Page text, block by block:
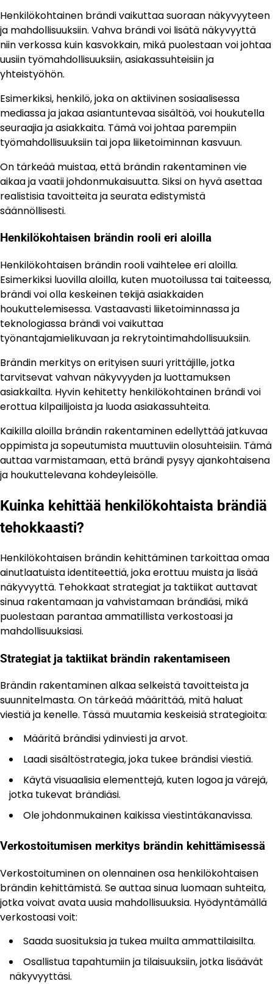
Henkilökohtainen brändi vaikuttaa suoraan näkyvyyteen
ja mahdollisuuksiin. Vahva brändi voi lisätä näkyvyyttä
niin verkossa kuin kasvokkain, mikä puolestaan voi johtaa
uusiin työmahdollisuuksiin, asiakassuhteisiin ja
yhteistyöhön.
Esimerkiksi, henkilö, joka on aktiivinen sosiaalisessa
mediassa ja jakaa asiantuntevaa sisältöä, voi houkutella
seuraajia ja asiakkaita. Tämä voi johtaa parempiin
työmahdollisuuksiin tai jopa liiketoiminnan kasvuun.
On tärkeää muistaa, että brändin rakentaminen vie
aikaa ja vaatii johdonmukaisuutta. Siksi on hyvä asettaa
realistisia tavoitteita ja seurata edistymistä
säännöllisesti.
Henkilökohtaisen brändin rooli eri aloilla
Henkilökohtaisen brändin rooli vaihtelee eri aloilla.
Esimerkiksi luovilla aloilla, kuten muotoilussa tai taiteessa,
brändi voi olla keskeinen tekijä asiakkaiden
houkuttelemisessa. Vastaavasti liiketoiminnassa ja
teknologiassa brändi voi vaikuttaa
työnantajamielikuvaan ja rekrytointimahdollisuuksiin.
Brändin merkitys on erityisen suuri yrittäjille, jotka
tarvitsevat vahvan näkyvyyden ja luottamuksen
asiakkailta. Hyvin kehitetty henkilökohtainen brändi voi
erottua kilpailijoista ja luoda asiakassuhteita.
Kaikilla aloilla brändin rakentaminen edellyttää jatkuvaa
oppimista ja sopeutumista muuttuviin olosuhteisiin. Tämä
auttaa varmistamaan, että brändi pysyy ajankohtaisena
ja houkuttelevana kohdeyleisölle.
Kuinka kehittää henkilökohtaista brändiä
tehokkaasti?
Henkilökohtaisen brändin kehittäminen tarkoittaa omaa
ainutlaatuista identiteettiä, joka erottuu muista ja lisää
näkyvyyttä. Tehokkaat strategiat ja taktiikat auttavat
sinua rakentamaan ja vahvistamaan brändiäsi, mikä
puolestaan parantaa ammatillista verkostoasi ja
mahdollisuuksiasi.
Strategiat ja taktiikat brändin rakentamiseen
Brändin rakentaminen alkaa selkeistä tavoitteista ja
suunnitelmasta. On tärkeää määrittää, mitä haluat
viestiä ja kenelle. Tässä muutamia keskeisiä strategioita:
Määritä brändisi ydinviesti ja arvot.
Laadi sisältöstrategia, joka tukee brändisi viestiä.
Käytä visuaalisia elementtejä, kuten logoa ja värejä,
jotka tukevat brändiäsi.
Ole johdonmukainen kaikissa viestintäkanavissa.
Verkostoitumisen merkitys brändin kehittämisessä
Verkostoituminen on olennainen osa henkilökohtaisen
brändin kehittämistä. Se auttaa sinua luomaan suhteita,
jotka voivat avata uusia mahdollisuuksia. Hyödyntämällä
verkostoasi voit:
Saada suosituksia ja tukea muilta ammattilaisilta.
Osallistua tapahtumiin ja tilaisuuksiin, jotka lisäävät
näkyvyyttäsi.